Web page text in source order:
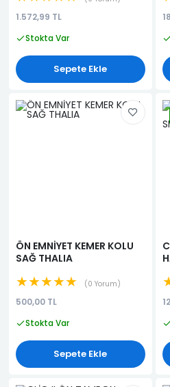
1.572,99 TL
Stokta Var
Sepete Ekle
ÖN EMNİYET KEMER KOLU
SAĞ THALIA
★★★★★ 0 Yorum
500,00 TL
Stokta Var
Sepete Ekle